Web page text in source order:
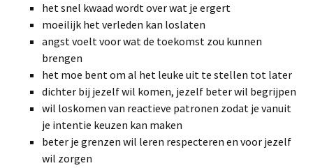
het snel kwaad wordt over wat je ergert
moeilijk het verleden kan loslaten
angst voelt voor wat de toekomst zou kunnen
brengen
het moe bent om al het leuke uit te stellen tot later
dichter bij jezelf wil komen, jezelf beter wil begrijpen
wil loskomen van reactieve patronen zodat je vanuit
je intentie keuzen kan maken
beter je grenzen wil leren respecteren en voor jezelf
wil zorgen